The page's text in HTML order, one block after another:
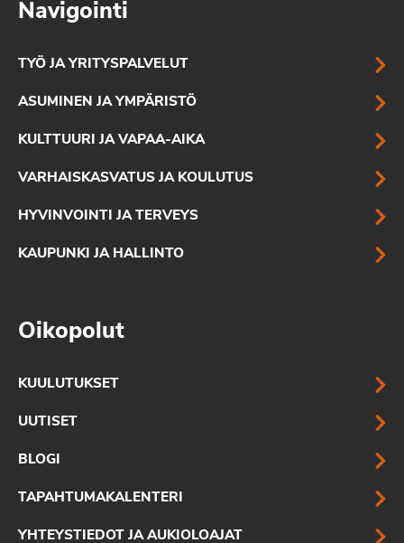
Navigointi
TYÖ JA YRITYSPALVELUT
ASUMINEN JA YMPÄRISTÖ
KULTTUURI JA VAPAA-AIKA
VARHAISKASVATUS JA KOULUTUS
HYVINVOINTI JA TERVEYS
KAUPUNKI JA HALLINTO
Oikopolut
KUULUTUKSET
UUTISET
BLOGI
TAPAHTUMAKALENTERI
YHTEYSTIEDOT JA AUKIOLOAJAT